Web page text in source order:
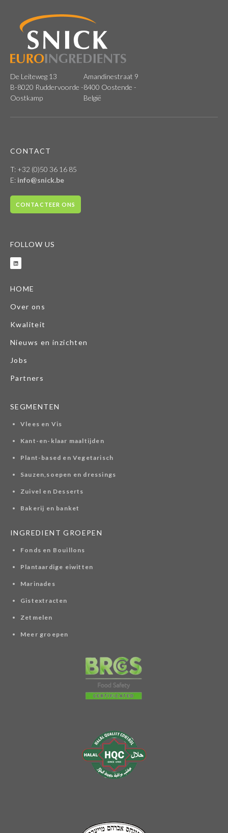
De Leiteweg 13
B-8020 Ruddervoorde -
Oostkamp
Amandinestraat 9
8400 Oostende -
België
CONTACT
T: +32 (0)50 36 16 85
E: info@snick.be
CONTACTEER ONS
FOLLOW US
HOME
Over ons
Kwaliteit
Nieuws en inzichten
Jobs
Partners
SEGMENTEN
Vlees en Vis
Kant-en-klaar maaltijden
Plant-based en Vegetarisch
Sauzen,soepen en dressings
Zuivel en Desserts
Bakerij en banket
INGREDIENT GROEPEN
Fonds en Bouillons
Plantaardige eiwitten
Marinades
Gistextracten
Zetmelen
Meer groepen